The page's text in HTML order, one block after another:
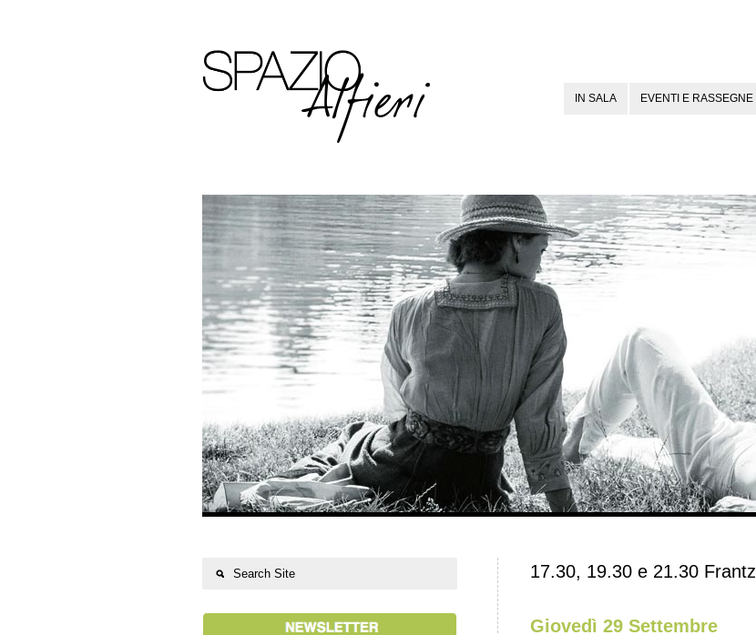
IN SALA EVENTI E RASSEGNE
17.30, 19.30 e 21.30 Frantz
Giovedì 29 Settembre